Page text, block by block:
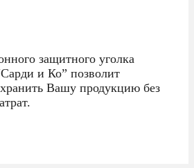
защитного уголка
и Ко” позволит
Вашу продукцию без